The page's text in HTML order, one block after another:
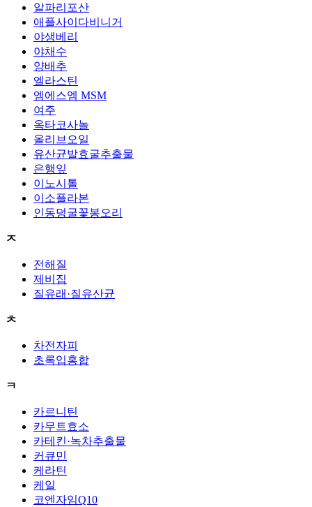
알파리포산
애플사이다비니거
야생베리
야채수
양배추
엘라스틴
엠에스엠 MSM
여주
옥타코사놀
올리브오일
유산균발효굴추출물
은행잎
이노시톨
이소플라본
인동덩굴꽃봉오리
ㅈ
전해질
제비집
질유래·질유산균
ㅊ
차전자피
초록입홍합
ㅋ
카르니틴
카무트효소
카테킨·녹차추출물
커큐민
케라틴
케일
코엔자임Q10